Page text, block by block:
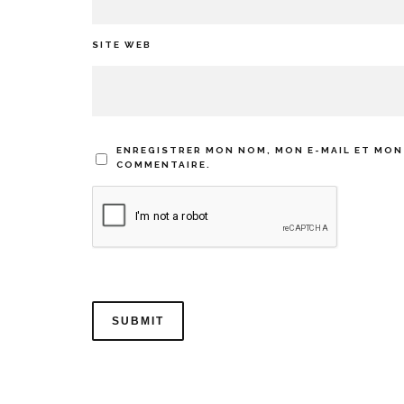
SITE WEB
ENREGISTRER MON NOM, MON E-MAIL ET
COMMENTAIRE.